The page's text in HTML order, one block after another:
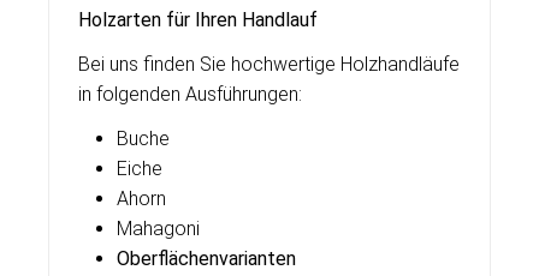
Holzarten für Ihren Handlauf
Bei uns finden Sie hochwertige Holzhandläufe
in folgenden Ausführungen:
Buche
Eiche
Ahorn
Mahagoni
Oberflächenvarianten